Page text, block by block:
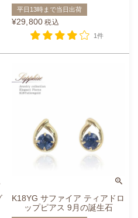
平日13時まで当日出荷
¥29,800 税込
1件
K18YG サファイア ティアドロ
ップピアス 9月の誕生石